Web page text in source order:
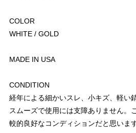
COLOR
WHITE / GOLD
MADE IN USA
CONDITION
経年による細かいスレ、小キズ、軽い
スムーズで使用には支障ありません。
較的良好なコンディションだと思います